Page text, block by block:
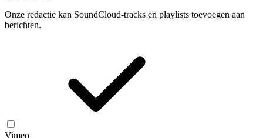
Onze redactie kan SoundCloud-tracks en playlists toevoegen aan
berichten.
Vimeo